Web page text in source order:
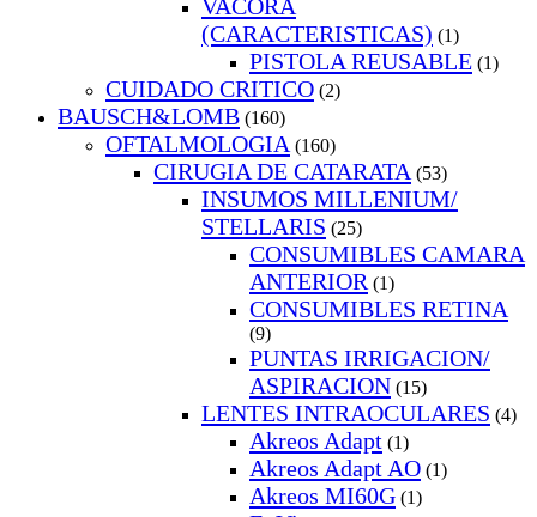
VACORA
(CARACTERISTICAS) (1)
PISTOLA REUSABLE (1)
CUIDADO CRITICO (2)
BAUSCH&LOMB (160)
OFTALMOLOGIA (160)
CIRUGIA DE CATARATA (53)
INSUMOS MILLENIUM/
STELLARIS (25)
CONSUMIBLES CAMARA
ANTERIOR (1)
CONSUMIBLES RETINA
(9)
PUNTAS IRRIGACION/
ASPIRACION (15)
LENTES INTRAOCULARES (4)
Akreos Adapt (1)
Akreos Adapt AO (1)
Akreos MI60G (1)